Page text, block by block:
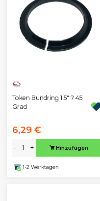
Token Bundring 1,5" ? 45
Grad
6,29 €
- + Hinzufügen
1-2 Werktagen